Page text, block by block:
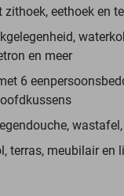
zithoek, eethoek en
en meer
6
terras, meubilair en